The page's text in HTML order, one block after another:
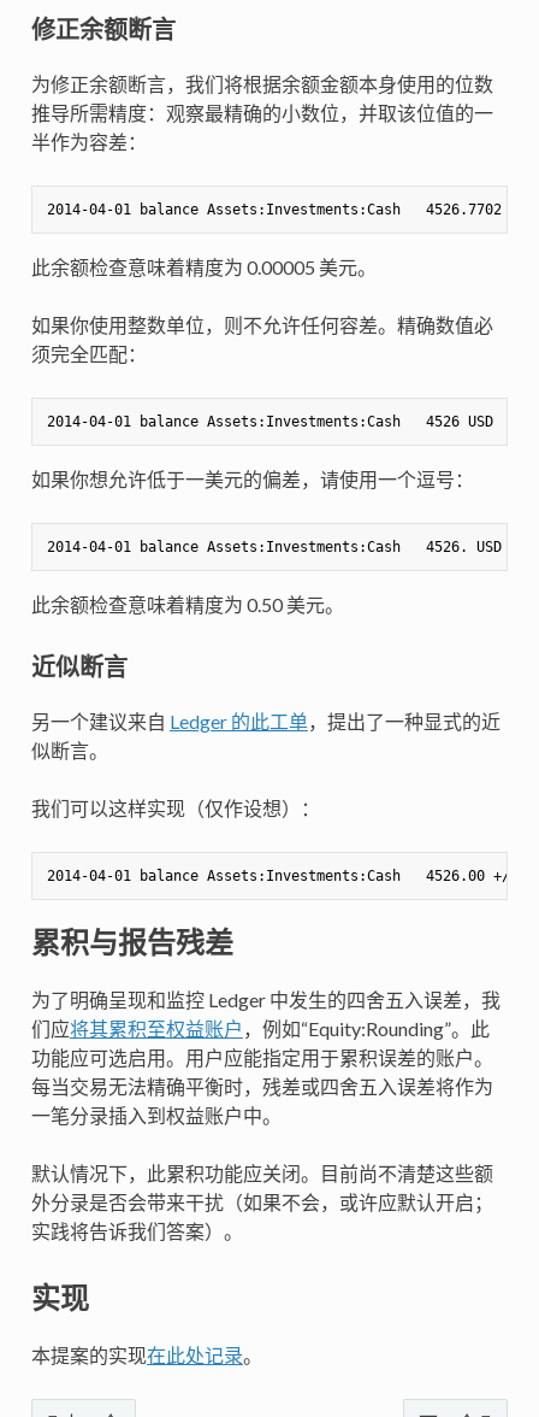
修正余额断言
为修正余额断言，我们将根据余额金额本身使用的位数
推导所需精度：观察最精确的小数位，并取该位值的一
半作为容差：
此余额检查意味着精度为 0.00005 美元。
如果你使用整数单位，则不允许任何容差。精确数值必
须完全匹配：
2014-04-01 balance Assets:Investments:Cash   4526 USD
如果你想允许低于一美元的偏差，请使用一个逗号：
2014-04-01 balance Assets:Investments:Cash   4526. USD
此余额检查意味着精度为 0.50 美元。
近似断言
另一个建议来自 Ledger 的此工单 ，提出了一种显式的近
似断言。
我们可以这样实现（仅作设想）：
累积与报告残差
为了明确呈现和监控 Ledger 中发生的四舍五入误差，我
们应将其累积至权益账户 ，例如“Equity:Rounding”。此
功能应可选启用。用户应能指定用于累积误差的账户。
每当交易无法精确平衡时，残差或四舍五入误差将作为
一笔分录插入到权益账户中。
默认情况下，此累积功能应关闭。目前尚不清楚这些额
外分录是否会带来干扰（如果不会，或许应默认开启；
实践将告诉我们答案）。
实现
本提案的实现在此处记录。